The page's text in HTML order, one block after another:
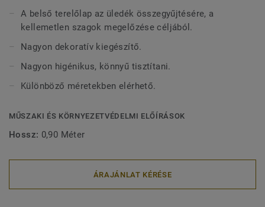
A belső terelőlap az üledék összegyűjtésére, a
kellemetlen szagok megelőzése céljából.
Nagyon dekoratív kiegészítő.
Nagyon higénikus, könnyű tisztítani.
Különböző méretekben elérhető.
MŰSZAKI ÉS KÖRNYEZETVÉDELMI ELŐÍRÁSOK
Hossz: 0,90 Méter
ÁRAJÁNLAT KÉRÉSE